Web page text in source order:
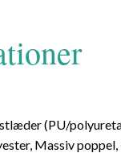
(PU/
Massiv